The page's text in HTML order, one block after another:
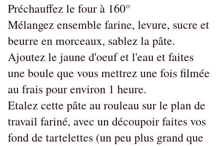
Préchauffez le four à 160°
Mélangez ensemble farine, levure, sucre et
beurre en morceaux, sablez la pâte.
Ajoutez le jaune d'oeuf et l'eau et faites
une boule que vous mettrez une fois filmée
au frais pour environ 1 heure.
Etalez cette pâte au rouleau sur le plan de
travail fariné, avec un découpoir faites vos
fond de tartelettes (un peu plus grand que